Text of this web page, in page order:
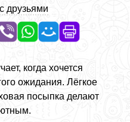
друзьями
когда хочется
ожидания. Лёгкое
посыпка делают